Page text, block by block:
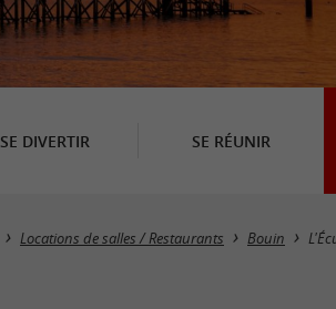
SE DIVERTIR SE RÉUNIR
Locations de salles / Restaurants Bouin